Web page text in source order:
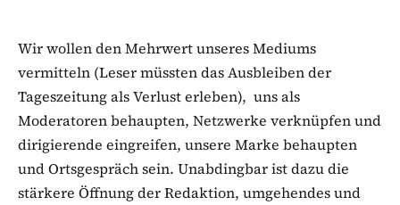
Wir wollen den Mehrwert unseres Mediums
vermitteln (Leser müssten das Ausbleiben der
Tageszeitung als Verlust erleben), uns als
Moderatoren behaupten, Netzwerke verknüpfen und
dirigierende eingreifen, unsere Marke behaupten
und Ortsgespräch sein. Unabdingbar ist dazu die
stärkere Öffnung der Redaktion, umgehendes und